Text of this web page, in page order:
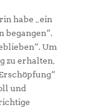
habe „ein
begangen“.
Um
zu erhalten,
und